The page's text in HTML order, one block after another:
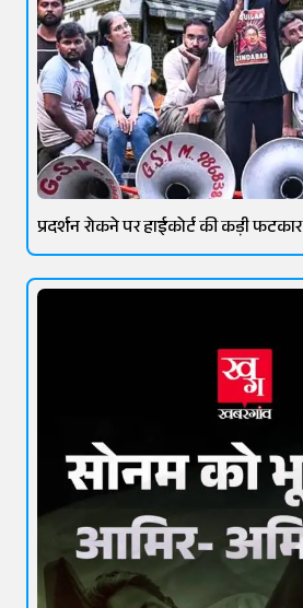
प्रदर्शन रोकने पर हाईकोर्ट की कड़ी फटकार